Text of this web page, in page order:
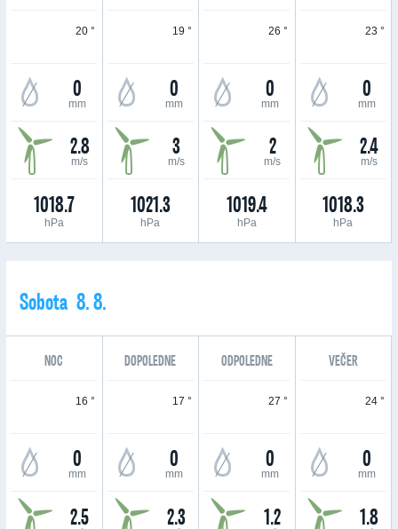
20 °
0
mm
2.8
m/s
1018.7
hPa
19 °
0
mm
3
m/s
1021.3
hPa
26 °
0
mm
2
m/s
1019.4
hPa
23 °
0
mm
2.4
m/s
1018.3
hPa
Sobota 8. 8.
NOC DOPOLEDNE ODPOLEDNE VEČER
16 °
0
mm
2.5
17 °
0
mm
2.3
27 °
0
mm
1.2
24 °
0
mm
1.8